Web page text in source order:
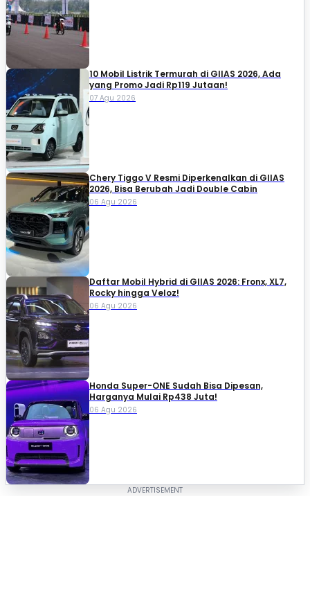
10 Mobil Listrik Termurah di GIIAS 2026, Ada
yang Promo Jadi Rp119 Jutaan!
07 Agu 2026
Chery Tiggo V Resmi Diperkenalkan di GIIAS
2026, Bisa Berubah Jadi Double Cabin
06 Agu 2026
Daftar Mobil Hybrid di GIIAS 2026: Fronx, XL7,
Rocky hingga Veloz!
06 Agu 2026
Honda Super-ONE Sudah Bisa Dipesan,
Harganya Mulai Rp438 Juta!
06 Agu 2026